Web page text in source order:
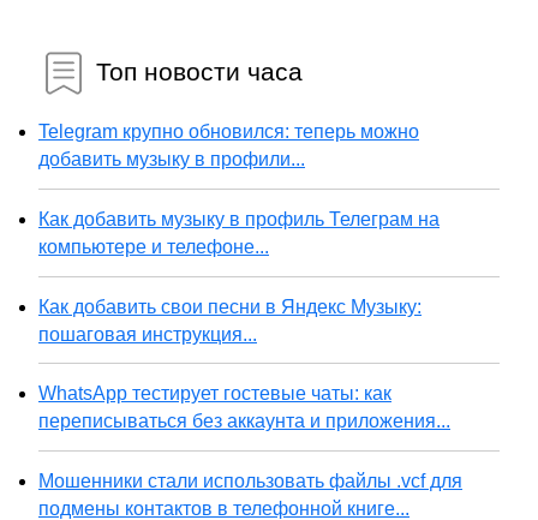
Топ новости часа
Telegram крупно обновился: теперь можно
добавить музыку в профили...
Как добавить музыку в профиль Телеграм на
компьютере и телефоне...
Как добавить свои песни в Яндекс Музыку:
пошаговая инструкция...
WhatsApp тестирует гостевые чаты: как
переписываться без аккаунта и приложения...
Мошенники стали использовать файлы .vcf для
подмены контактов в телефонной книге...